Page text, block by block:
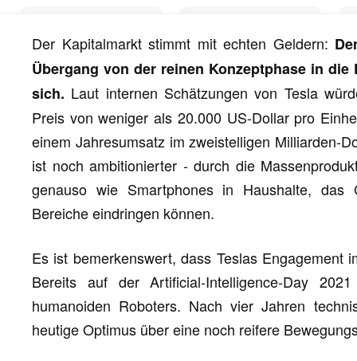
Der Kapitalmarkt stimmt mit echten Geldern:
Übergang von der reinen Konzeptphase in
sich. Laut internen Schätzungen von Tesla
Preis von weniger als 20.000 US-Dollar pro
einem Jahresumsatz im zweistelligen Milliarden-
ist noch ambitionierter - durch die
genauso wie Smartphones in Haushalte, das
Bereiche eindringen können.
Es ist bemerkenswert, dass Teslas Engagement
Bereits auf der Artificial-Intelligence-Day
humanoiden Roboters. Nach vier Jahren
heutige Optimus über eine noch reifere